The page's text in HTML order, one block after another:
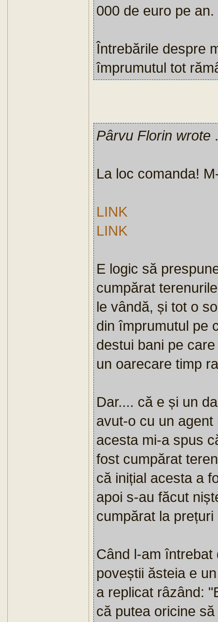
000 de euro pe an.
Întrebările despre
împrumutul tot
Pârvu Florin wrote
La loc comanda!
LINK
LINK
E logic să
cumpărat
le vândă, și tot o
din împrumutul pe
destui bani pe
un oarecare timp
Dar.... că e și un
avut-o cu un
acesta mi-a spus
fost cumpărat
că inițial acesta a
apoi s-au făcut
cumpărat la
Când l-am
poveștii ăsteia e
a replicat râzând:
că putea oricine